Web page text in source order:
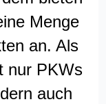
Menge
an. Als
nur PKWs
auch